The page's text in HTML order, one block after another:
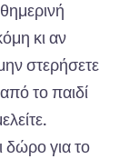
κι αν
στερήσετε
το παιδί
δώρο για το